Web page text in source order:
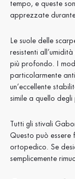
tempo, e queste
apprezzate
Le suole delle
resistenti
più profondo. I
particolarmente
un’eccellente
simile a quello
Tutti gli stivali
Questo può essere
ortopedico. Se
semplicemente